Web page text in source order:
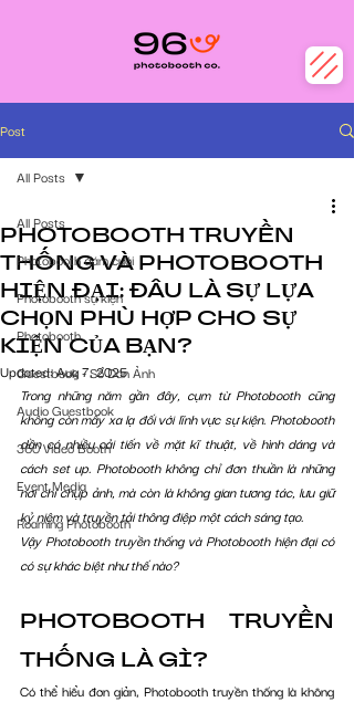
Post
All Posts
Photobooth đám cưới
Photobooth sự kiện
Photobooth
Guestbook - Sổ Dán Ảnh
Audio Guestbook
360 Video Booth
Event Media
Roaming Photobooth
All Posts
PHOTOBOOTH TRUYỀN
THỐNG VÀ PHOTOBOOTH
HIỆN ĐẠI: ĐÂU LÀ SỰ LỰA
CHỌN PHÙ HỢP CHO SỰ
KIỆN CỦA BẠN?
Updated:Aug 7, 2025
Trong những năm gần đây, cụm từ Photobooth cũng
không còn mấy xa lạ đối với lĩnh vực sự kiện. Photobooth
dần có nhiều cải tiến về mặt kĩ thuật, về hình dáng và
cách set up. Photobooth không chỉ đơn thuần là những
nơi chỉ chụp ảnh, mà còn là không gian tương tác, lưu giữ
kỷ niệm và truyền tải thông điệp một cách sáng tạo.
Vậy Photobooth truyền thống và Photobooth hiện đại có
có sự khác biệt như thế nào?
PHOTOBOOTH TRUYỀN
THỐNG LÀ GÌ?
Có thể hiểu đơn giản, Photobooth truyền thống là không